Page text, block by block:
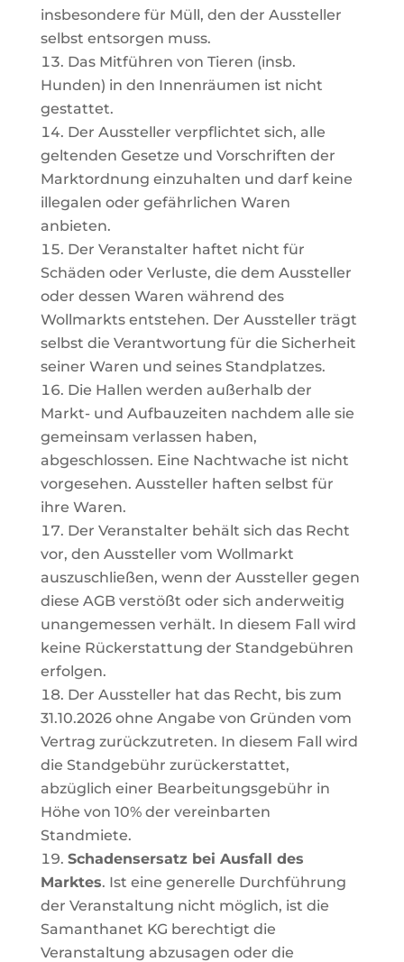
insbesondere für Müll, den der Aussteller
selbst entsorgen muss.
Das Mitführen von Tieren (insb.
Hunden) in den Innenräumen ist nicht
gestattet.
Der Aussteller verpflichtet sich, alle
geltenden Gesetze und Vorschriften der
Marktordnung einzuhalten und darf keine
illegalen oder gefährlichen Waren
anbieten.
Der Veranstalter haftet nicht für
Schäden oder Verluste, die dem Aussteller
oder dessen Waren während des
Wollmarkts entstehen. Der Aussteller trägt
selbst die Verantwortung für die Sicherheit
seiner Waren und seines Standplatzes.
Die Hallen werden außerhalb der
Markt- und Aufbauzeiten nachdem alle sie
gemeinsam verlassen haben,
abgeschlossen. Eine Nachtwache ist nicht
vorgesehen. Aussteller haften selbst für
ihre Waren.
Der Veranstalter behält sich das Recht
vor, den Aussteller vom Wollmarkt
auszuschließen, wenn der Aussteller gegen
diese AGB verstößt oder sich anderweitig
unangemessen verhält. In diesem Fall wird
keine Rückerstattung der Standgebühren
erfolgen.
Der Aussteller hat das Recht, bis zum
31.10.2026 ohne Angabe von Gründen vom
Vertrag zurückzutreten. In diesem Fall wird
die Standgebühr zurückerstattet,
abzüglich einer Bearbeitungsgebühr in
Höhe von 10% der vereinbarten
Standmiete.
Schadensersatz bei Ausfall des
Marktes. Ist eine generelle Durchführung
der Veranstaltung nicht möglich, ist die
Samanthanet KG berechtigt die
Veranstaltung abzusagen oder die